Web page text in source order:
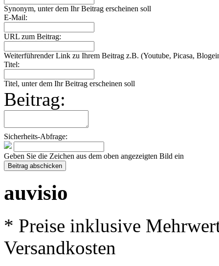
Synonym, unter dem Ihr Beitrag erscheinen soll
E-Mail:
URL zum Beitrag:
Weiterführender Link zu Ihrem Beitrag z.B. (Youtube, Picasa,
Titel:
Titel, unter dem Ihr Beitrag erscheinen soll
Beitrag:
Sicherheits-Abfrage:
Geben Sie die Zeichen aus dem oben angezeigten Bild ein
auvisio
* Preise inklusive
Versandkosten